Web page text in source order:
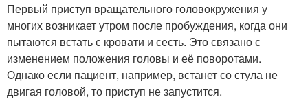
Первый приступ вращательного головокружения у
многих возникает утром после пробуждения, когда они
пытаются встать с кровати и сесть. Это связано с
изменением положения головы и её поворотами.
Однако если пациент, например, встанет со стула не
двигая головой, то приступ не запустится.